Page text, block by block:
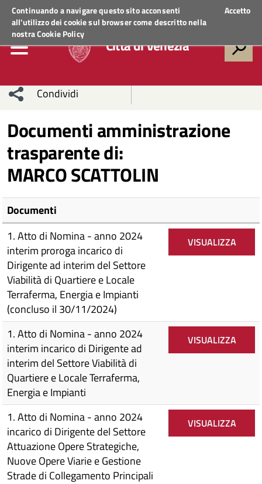
Continuando a navigare questo sito acconsenti
all'utilizzo dei cookie sul browser come descritto nella
nostraCookie Policy
Accetto
Regione VenetoACCEDI AI SERVIZI
Città di Venezia
Condividi
sui social
network
Condividi
Condividi
Facebook
Condividi
su
Twitter
Condividi
su
Facebook
Condividi
su
Whatsapp
Documenti amministrazione
trasparente di:
MARCO SCATTOLIN
Documenti
1. Atto di Nomina - anno 2024
interim proroga incarico di
Dirigente ad interim del Settore
Viabilità di Quartiere e Locale
Terraferma, Energia e Impianti
(concluso il 30/11/2024)
VISUALIZZA
1. Atto di Nomina - anno 2024
interim incarico di Dirigente ad
interim del Settore Viabilità di
Quartiere e Locale Terraferma,
Energia e Impianti
VISUALIZZA
1. Atto di Nomina - anno 2024
incarico di Dirigente del Settore
Attuazione Opere Strategiche,
Nuove Opere Viarie e Gestione
Strade di Collegamento Principali
VISUALIZZA